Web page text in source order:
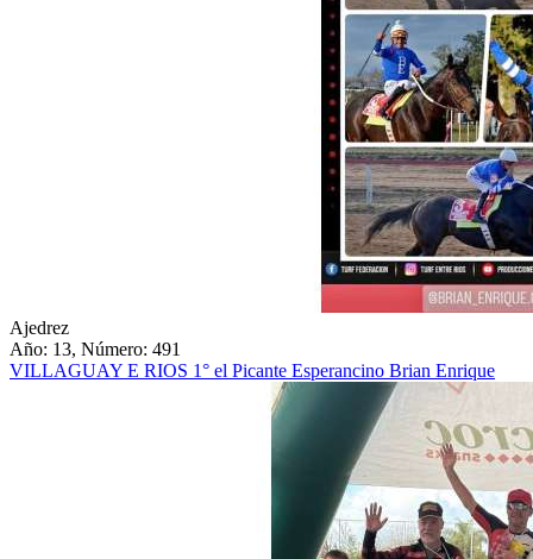
Ajedrez
Año: 13, Número: 491
VILLAGUAY E RIOS 1° el Picante Esperancino Brian Enrique